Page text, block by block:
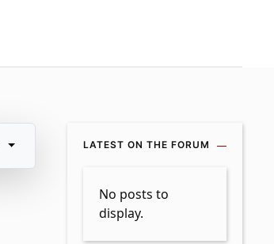
LATEST ON THE FORUM
No posts to
display.